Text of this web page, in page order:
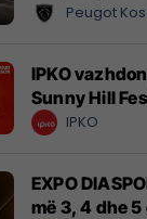
Peugot
IPKO
Sunny Hill
IPKO
EXPO
më 3, 4 dhe